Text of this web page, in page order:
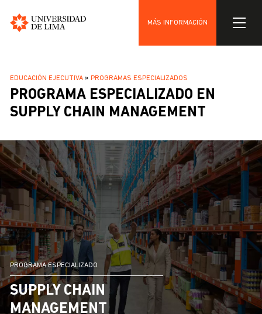
contenido
principal
MÁS INFORMACIÓN
SOBRESCRIBIR
ENLACES
DE
A
LA
NAVEGACIÓN
EDUCACIÓN EJECUTIVA PROGRAMAS ESPECIALIZADOS
PROGRAMA ESPECIALIZADO EN
SUPPLY CHAIN MANAGEMENT
PROGRAMA ESPECIALIZADO
SUPPLY CHAIN
MANAGEMENT